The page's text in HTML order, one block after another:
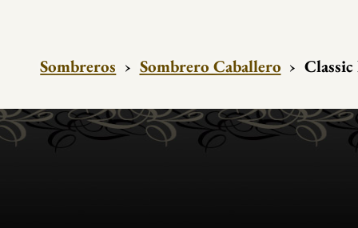
Sombreros › Sombrero Caballero ›